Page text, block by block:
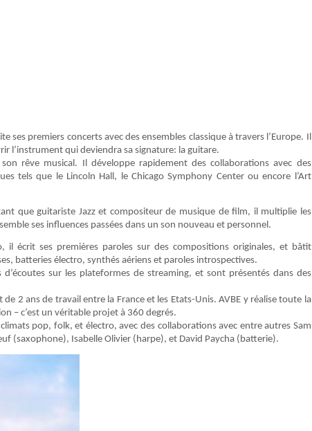
ses premiers concerts avec des ensembles classique à travers l’Europe. Il
l’instrument qui deviendra sa signature: la guitare.
rêve musical. Il développe rapidement des collaborations avec des
tels que le Lincoln Hall, le Chicago Symphony Center ou encore l’Art
que guitariste Jazz et compositeur de musique de film, il multiplie les
ses influences passées dans un son nouveau et personnel.
écrit ses premières paroles sur des compositions originales, et bâtit
batteries électro, synthés aériens et paroles introspectives.
sur les plateformes de streaming, et sont présentés dans des
2 ans de travail entre la France et les Etats-Unis. AVBE y réalise toute la
– c’est un véritable projet à 360 degrés.
pop, folk, et électro, avec des collaborations avec entre autres Sam
(saxophone), Isabelle Olivier (harpe), et David Paycha (batterie).